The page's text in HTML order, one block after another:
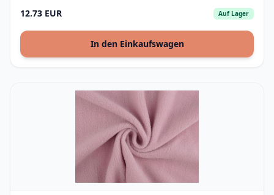
12.73 EUR Auf Lager
In den Einkaufswagen